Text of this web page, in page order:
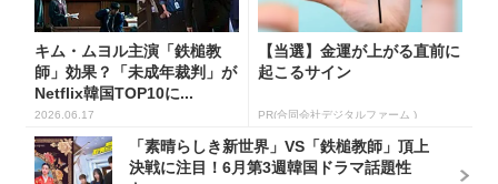
キム・ムヨル主演「鉄槌教
師」効果？「未成年裁判」が
Netflix韓国TOP10に...
2026.06.17
【当選】金運が上がる直前に
起こるサイン
PR(合同会社デジタルファーム )
「素晴らしき新世界」VS「鉄槌教師」頂上
決戦に注目！6月第3週韓国ドラマ話題性